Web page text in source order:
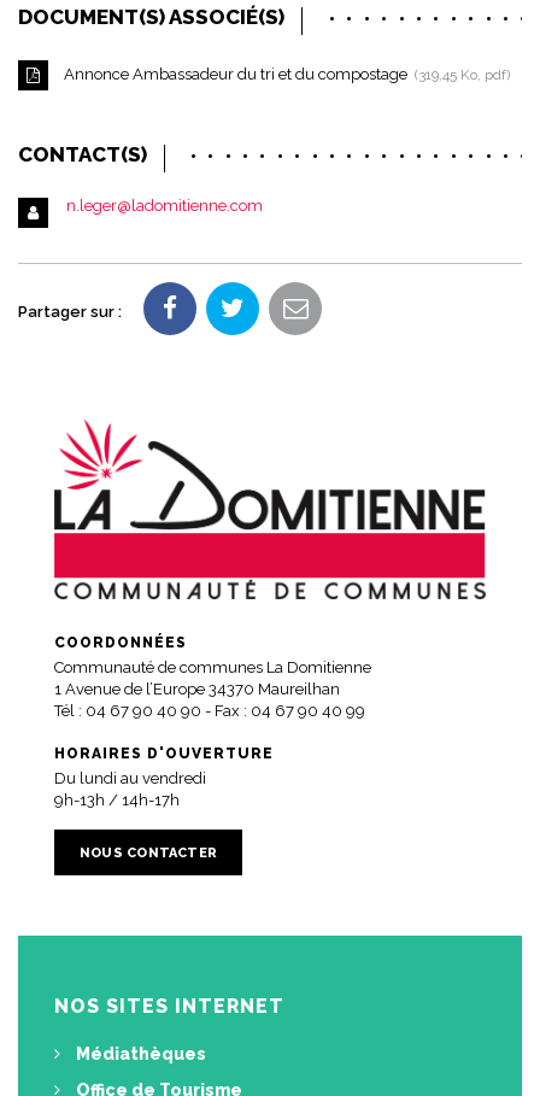
DOCUMENT(S) ASSOCIÉ(S)
Annonce Ambassadeur du tri et du compostage 319,45 Ko, pdf
CONTACT(S)
n.leger@ladomitienne.com
Partager sur :
COORDONNÉES
Communauté de communes La Domitienne
1 Avenue de l’Europe 34370 Maureilhan
Tél : 04 67 90 40 90 - Fax : 04 67 90 40 99
HORAIRES D'OUVERTURE
Du lundi au vendredi
9h-13h / 14h-17h
NOUS CONTACTER
NOS SITES INTERNET
Médiathèques
Office de Tourisme